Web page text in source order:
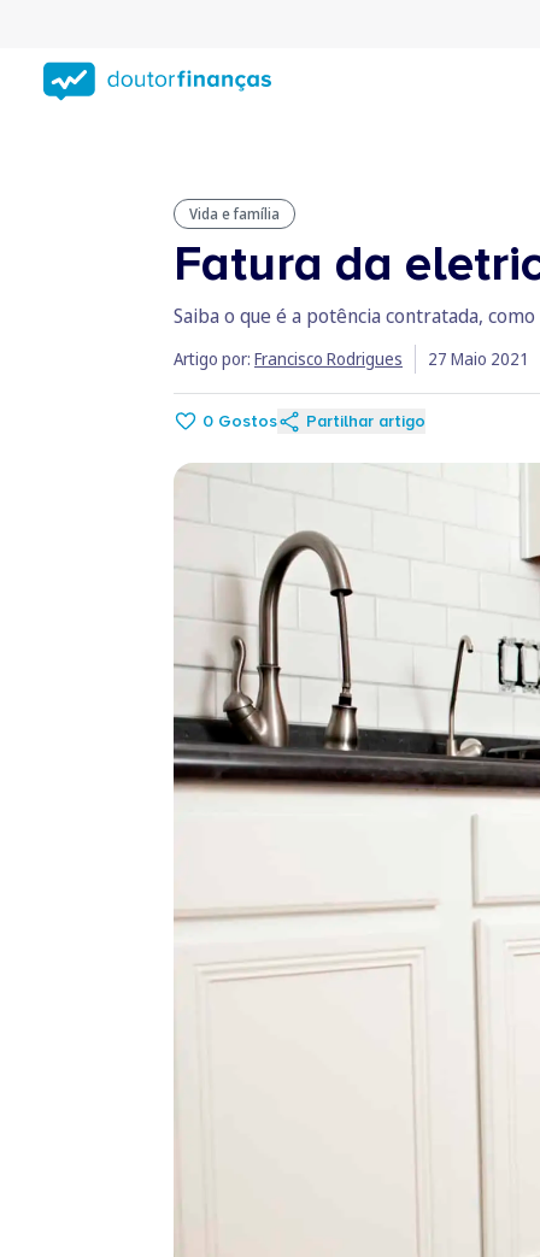
conteúdo
principal
Vida e família
Fatura da
Saiba o que é a potência contratada,
Artigo por: Francisco Rodrigues 27 Maio 2021
0 Gostos Partilhar artigo